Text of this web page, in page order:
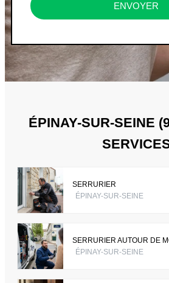
ENVOYER
ÉPINAY-SUR-SEINE
SERRURIER
ÉPINAY-SUR-SEINE
SERRURIER AUTOUR DE
ÉPINAY-SUR-SEINE